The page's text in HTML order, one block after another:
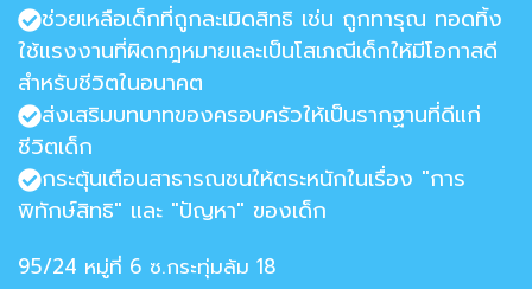
ช่วยเหลือเด็กที่ถูกละเมิดสิทธิ เช่น ถูกทารุณ ทอดทิ้ง
ใช้แรงงานที่ผิดกฎหมายและเป็นโสเภณีเด็กให้มีโอกาสดี
สำหรับชีวิตในอนาคต
ส่งเสริมบทบาทของครอบครัวให้เป็นรากฐานที่ดีแก่
ชีวิตเด็ก
กระตุ้นเตือนสาธารณชนให้ตระหนักในเรื่อง "การ
พิทักษ์สิทธิ" และ "ปัญหา" ของเด็ก
95/24 หมู่ที่ 6 ซ.กระทุ่มล้ม 18